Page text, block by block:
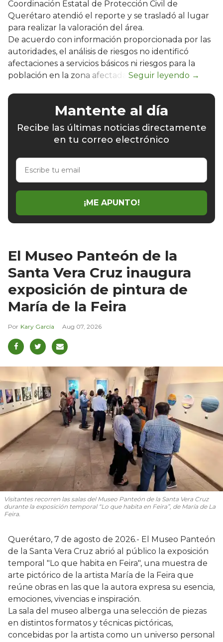
Coordinación Estatal de Protección Civil de
Querétaro atendió el reporte y se trasladó al lugar
para realizar la valoración del área.
De acuerdo con información proporcionada por las
autoridades, el análisis de riesgos no identificó
afectaciones a servicios básicos ni riesgos para la
población en la zona afectada.
Mantente al día
Recibe las últimas noticias directamente
en tu correo electrónico
Escribe
email
¡ME APUNTO!
El Museo Panteón de la
Santa Vera Cruz inaugura
exposición de pintura de
María de la Feira
Kary García Aug 07, 2026
Visitantes recorren las salas del Museo Panteón de la Santa Vera Cruz
durante la exposición temporal “Lo que habita en Feira”, de María de La
Feira.
Querétaro, 7 de agosto de 2026.- El Museo Panteón
de la Santa Vera Cruz abrió al público la exposición
temporal "Lo que habita en Feira", una muestra de
arte pictórico de la artista María de la Feira que
reúne obras en las que la autora expresa su esencia,
emociones, vivencias e inspiración.
La sala del museo alberga una selección de piezas
en distintos formatos y técnicas pictóricas,
concebidas por la artista como un universo personal